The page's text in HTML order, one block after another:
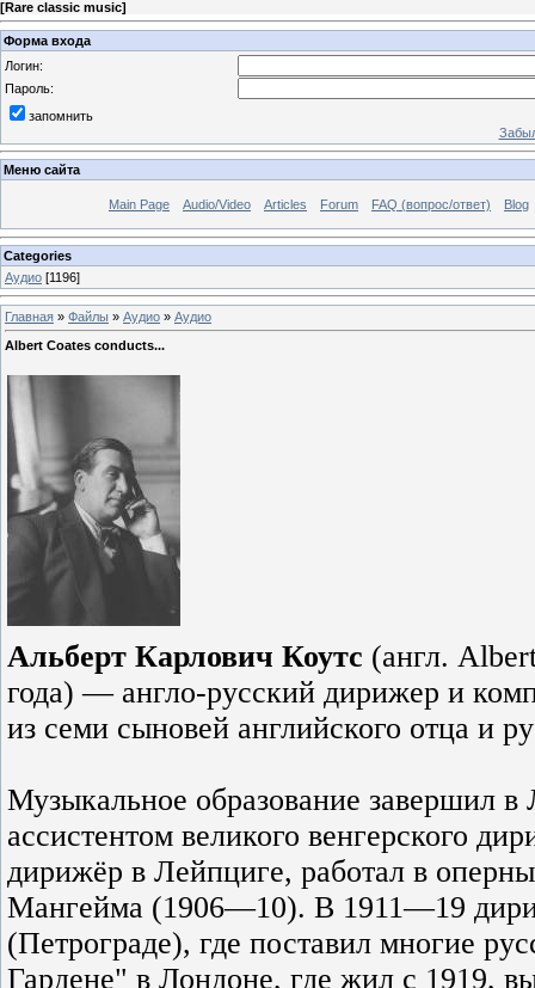
[Rare classic music]
Форма входа
Логин:
Пароль:
запомнить
Меню сайта
Main Page Audio/Video Articles Forum FAQ (вопрос/ответ) Blog
Categories
Аудио [1196]
Главная » Файлы » Аудио » Аудио
Albert Coates conducts...
Альберт Карлович Коутс (англ.
года) — англо-русский дирижер и
из семи сыновей английского отца и
Музыкальное образование завершил
ассистентом великого венгерского
дирижёр в Лейпциге, работал в
Мангейма (1906—10). В 1911—19
(Петрограде), где поставил многие
Гардене" в Лондоне, где жил с 1919,